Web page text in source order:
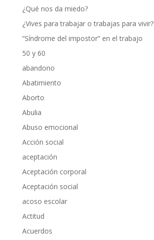
¿Qué nos da miedo?
¿Vives para trabajar o trabajas para vivir?
“Síndrome del impostor” en el trabajo
50 y 60
abandono
Abatimiento
Aborto
Abulia
Abuso emocional
Acción social
aceptación
Aceptación corporal
Aceptación social
acoso escolar
Actitud
Acuerdos